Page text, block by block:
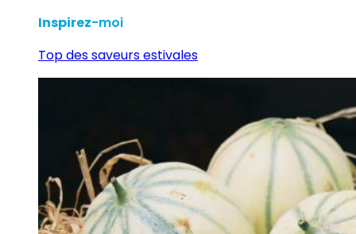
Inspirez-moi
Top des saveurs estivales